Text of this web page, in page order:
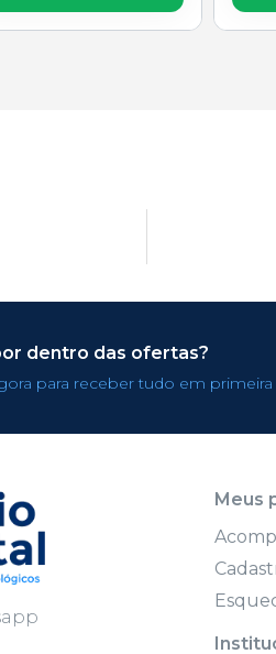
dentro das ofertas?
para receber tudo em
Meus